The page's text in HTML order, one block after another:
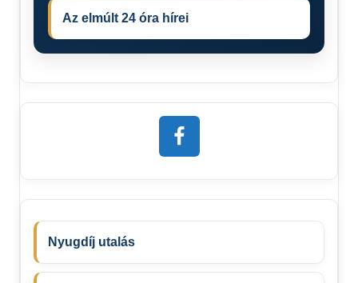
Az elmúlt 24 óra hírei
Nyugdíj utalás